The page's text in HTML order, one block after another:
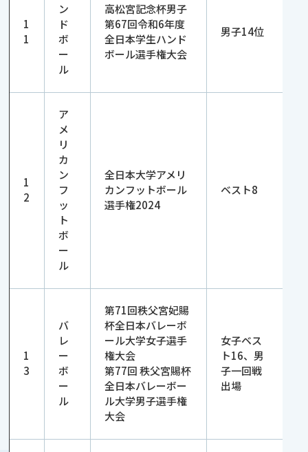
1
1
ン
ド
ボ
ー
ル
高松宮記念杯男子
第67回令和6年度
全日本学生ハンド
ボール選手権大会
男子14位
1
2
ア
メ
リ
カ
ン
フ
ッ
ト
ボ
ー
ル
全日本大学アメリ
カンフットボール
選手権2024
ベスト8
1
3
バ
レ
ー
ボ
ー
ル
第71回秩父宮妃賜
杯全日本バレーボ
ール大学女子選手
権大会
第77回 秩父宮賜杯
全日本バレーボー
ル大学男子選手権
大会
女子ベス
ト16、男
子一回戦
出場